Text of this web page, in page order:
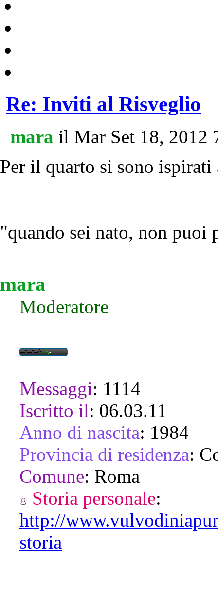
Re: Inviti al Risveglio
mara il Mar Set 18, 2012
Per il quarto si sono
"quando sei nato, non puoi
mara
Moderatore
Messaggi: 1114
Iscritto il: 06.03.11
Anno di nascita: 1984
Provincia di residenza:
Comune: Roma
Storia personale:
http://
storia